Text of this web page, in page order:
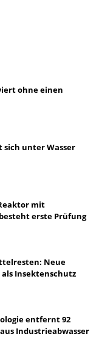
ohne einen
unter Wasser
mit
erste Prüfung
Neue
Insektenschutz
entfernt 92
Industrieabwasser